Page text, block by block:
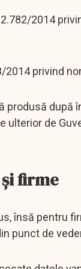
2014
privind
după
ulterior de
firme
însă pentru
punct de